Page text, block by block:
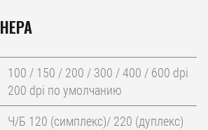
100 / 150 / 200 / 300 / 400 / 600 dpi
200 dpi по умолчанию
Ч/Б 120 (симплекс)/ 220 (дуплекс)